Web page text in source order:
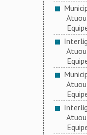
Atuou
Atuou
Atuou
Atuou